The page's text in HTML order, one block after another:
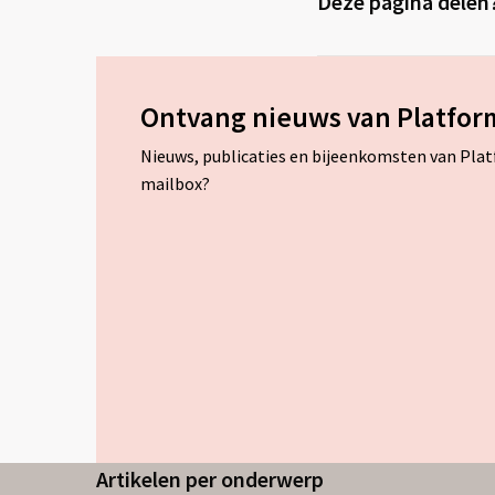
Ontvang nieuws van
Nieuws, publicaties en bijeenkomsten van
mailbox?
Artikelen per onderwerp